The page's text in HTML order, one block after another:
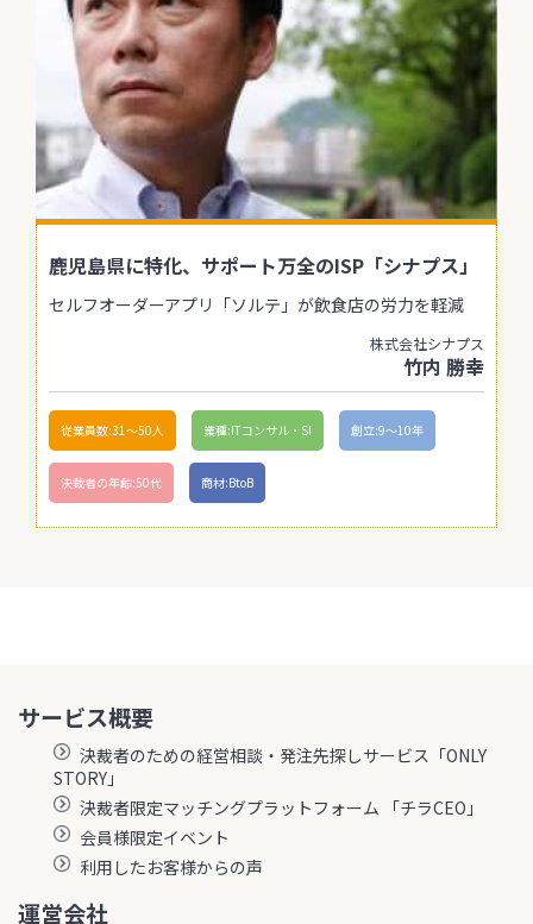
鹿児島県に特化、サポート万全のISP「シナプス」
セルフオーダーアプリ「ソルテ」が飲食店の労力を軽減
株式会社シナプス
竹内 勝幸
従業員数:31〜50人 業種:ITコンサル・SI 創立:9〜10年
決裁者の年齢:50代 商材:BtoB
サービス概要
決裁者のための経営相談・発注先探しサービス「ONLY
STORY」
決裁者限定マッチングプラットフォーム 「チラCEO」
会員様限定イベント
利用したお客様からの声
運営会社